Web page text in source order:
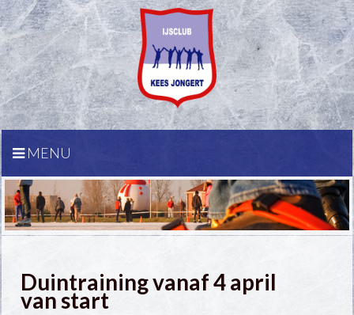
MENU
Duintraining vanaf 4 april
van start